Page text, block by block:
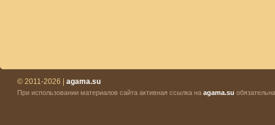
© 2011-2026 | agama.su
При использовании материалов сайта активная ссылка на agama.su